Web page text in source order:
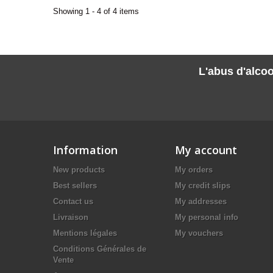
Showing 1 - 4 of 4 items
L'abus
Information
New products
Best sellers
Contact us
Livraison
Mentions légales
Conditions Générales de
Vente
My account
My orders
My credit slips
My addresses
My personal info
My vouchers